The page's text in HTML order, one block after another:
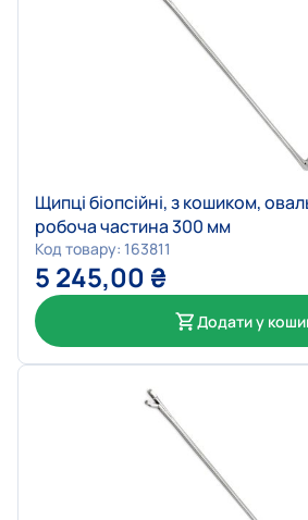
Щипці біопсійні, з кошиком,
робоча частина 300 мм
Код товару: 163811
5 245,00 ₴
Додати у